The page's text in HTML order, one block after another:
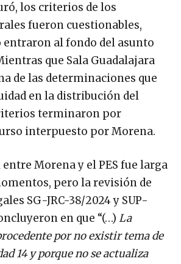
los criterios de los
fueron cuestionables,
entraron al fondo del asunto
que Sala Guadalajara
de las determinaciones que
en la distribución del
terminaron por
interpuesto por Morena.
Morena y el PES fue larga
pero la revisión de
SG-JRC-38/2024 y SUP-
en que “(…) La
por no existir tema de
14 y porque no se actualiza